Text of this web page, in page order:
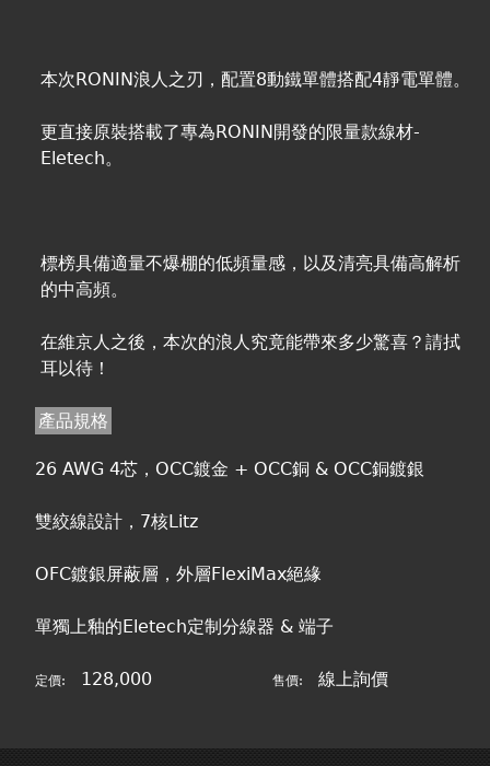
本次RONIN浪人之刃，配置8動鐵單體搭配4靜電單體。
更直接原裝搭載了專為RONIN開發的限量款線材-
Eletech。
標榜具備適量不爆棚的低頻量感，以及清亮具備高解析
的中高頻。
在維京人之後，本次的浪人究竟能帶來多少驚喜？請拭
耳以待！
產品規格
26 AWG 4芯，OCC鍍金 + OCC銅 & OCC銅鍍銀
雙絞線設計，7核Litz
OFC鍍銀屏蔽層，外層FlexiMax絕緣
單獨上釉的Eletech定制分線器 & 端子
定價: 128,000 售價: 線上詢價